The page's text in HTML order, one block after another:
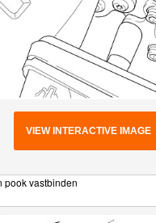
VIEW INTERACTIVE IMAGE
pook vastbinden